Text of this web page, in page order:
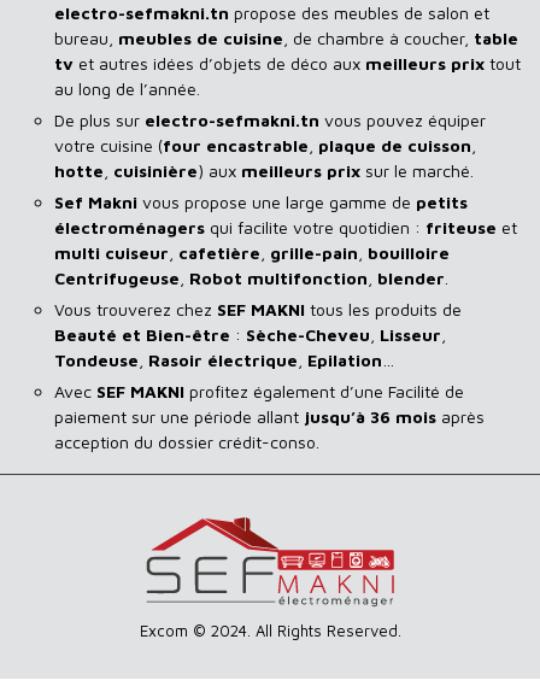
electro-sefmakni.tn propose des meubles de salon et
bureau, meubles de cuisine , de chambre à coucher, table
tv et autres idées d’objets de déco aux meilleurs prix tout
au long de l’année.
De plus sur electro-sefmakni.tn vous pouvez équiper
votre cuisine (four encastrable plaque de cuisson
hotte cuisinière) aux meilleurs prix sur le marché.
Sef Makni vous propose une large gamme de petits
électroménagers qui facilite votre quotidien : friteuse et
multi cuiseur cafetière grille-pain bouilloire
Centrifugeuse Robot multifonction blender
Vous trouverez chez SEF MAKNI tous les produits de
Beauté et Bien-être : Sèche-Cheveu Lisseur
Tondeuse Rasoir électrique Epilation
Avec SEF MAKNI profitez également d’une Facilité de
paiement sur une période allant jusqu’à 36 mois après
acception du dossier crédit-conso.
Excom © 2024. All Rights Reserved.